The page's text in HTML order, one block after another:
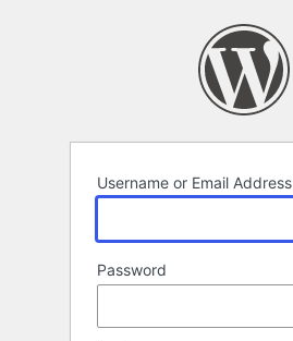
Username or Email Address
Password